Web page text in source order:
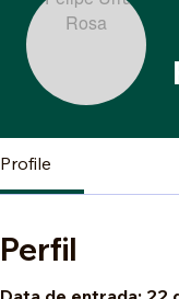
Profile
Perfil